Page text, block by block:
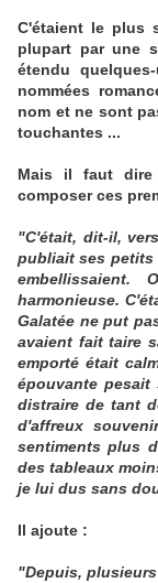
C'étaient le plus
plupart par une
étendu
nommées
nom et ne sont
touchantes ...
Mais il faut
composer ces
"C'était, dit-il,
publiait ses petits
embellissaient.
harmonieuse.
Galatée ne put
avaient fait taire
emporté était
épouvante
distraire de tant
d'affreux
sentiments plus
des tableaux
je lui dus sans
Il ajoute :
"Depuis,